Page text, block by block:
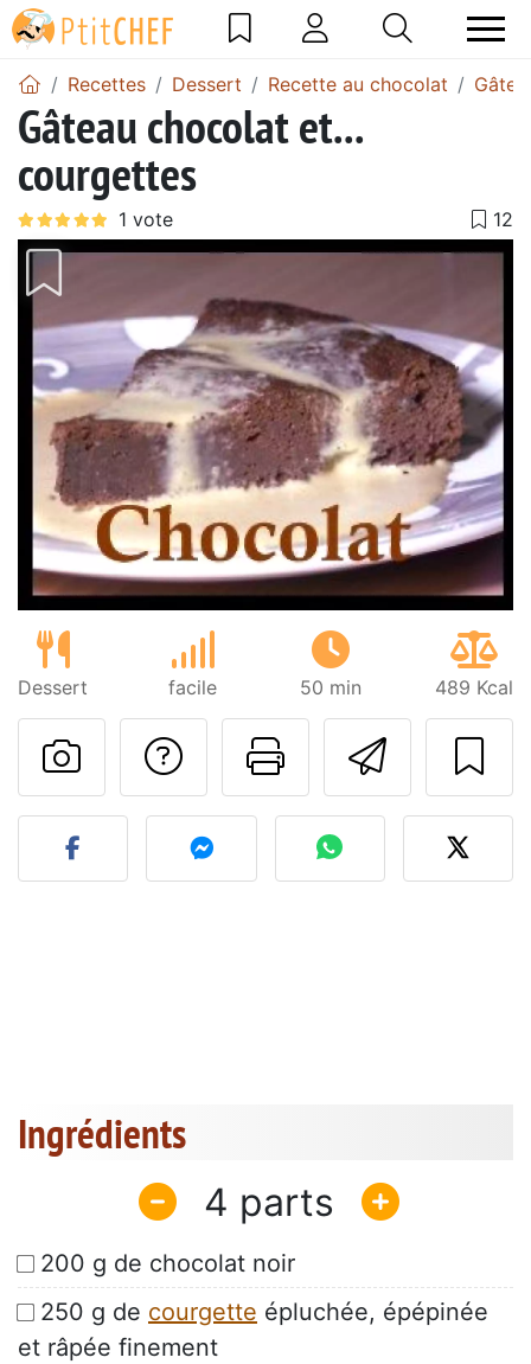
Recettes Dessert Recette au chocolat
Gâteau chocolat et...
courgettes
Dessert facile 50 min 489 Kcal
Imprimer
Poser une
Publier votre photo de
Ingrédients
4
200 g de chocolat noir
250 g de courgette épluchée, épépinée
et râpée finement